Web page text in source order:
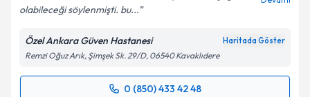
Kişisel verilerimin işlenmesine ilişkin
kapsamda işlenmesini kabul ediyorum.
Takvim Talebini Gönder
olabileceği söylenmişti. bu...
Özel Ankara Güven Hastanesi Haritada Göster
Remzi Oğuz Arık, Şimşek Sk. 29/D, 06540 Kavaklıdere
0 (850) 433 42 48